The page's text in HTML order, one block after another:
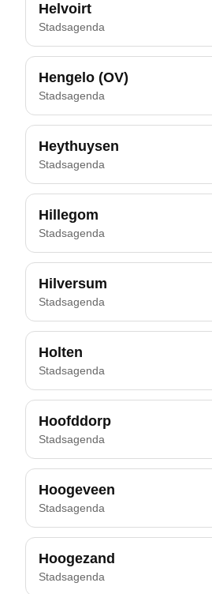
Helvoirt
Stadsagenda
Hengelo (OV)
Stadsagenda
Heythuysen
Stadsagenda
Hillegom
Stadsagenda
Hilversum
Stadsagenda
Holten
Stadsagenda
Hoofddorp
Stadsagenda
Hoogeveen
Stadsagenda
Hoogezand
Stadsagenda